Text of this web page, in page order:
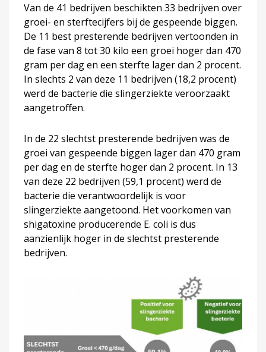
Van de 41 bedrijven beschikten 33 bedrijven over
groei- en sterftecijfers bij de gespeende biggen.
De 11 best presterende bedrijven vertoonden in
de fase van 8 tot 30 kilo een groei hoger dan 470
gram per dag en een sterfte lager dan 2 procent.
In slechts 2 van deze 11 bedrijven (18,2 procent)
werd de bacterie die slingerziekte veroorzaakt
aangetroffen.
In de 22 slechtst presterende bedrijven was de
groei van gespeende biggen lager dan 470 gram
per dag en de sterfte hoger dan 2 procent. In 13
van deze 22 bedrijven (59,1 procent) werd de
bacterie die verantwoordelijk is voor
slingerziekte aangetoond. Het voorkomen van
shigatoxine producerende E. coli is dus
aanzienlijk hoger in de slechtst presterende
bedrijven.